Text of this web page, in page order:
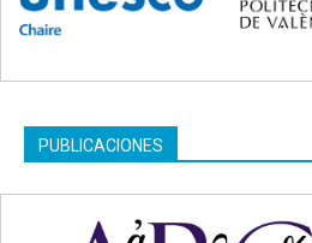
PUBLICACIONES